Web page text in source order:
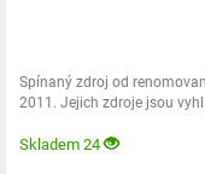
Spínaný zdroj od
2011. Jejich zdroje jsou
Skladem 24